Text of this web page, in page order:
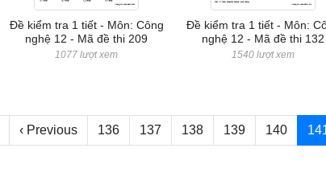
Đề kiểm tra 1 tiết - Môn: Công
nghệ 12 - Mã đề thi 209
1077 lượt xem
Đề kiểm tra 1 tiết - Môn:
nghệ 12 - Mã đề thi 132
1540 lượt xem
‹ Previous 136 137 138 139 140